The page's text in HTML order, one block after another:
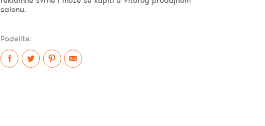
salonu.
Podelite: